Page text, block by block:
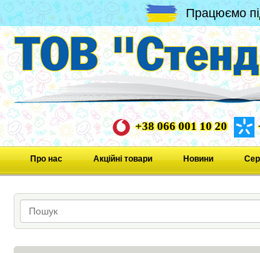
Працюємо
+38 066 001 10 20
Про нас Акційні товари Новини